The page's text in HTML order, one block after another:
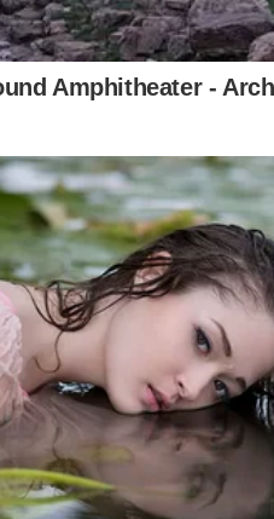
Amphitheater -